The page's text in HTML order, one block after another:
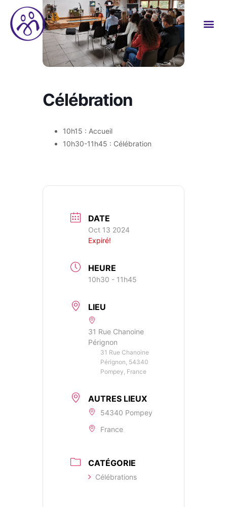
Célébration
10h15 : Accueil
10h30-11h45 : Célébration
DATE
Oct 13 2024
Expiré!
HEURE
10h30 - 11h45
LIEU
31 Rue Chanoine
Pérignon
31 Rue Chanoine
Pérignon, 54340
Pompey, France
AUTRES LIEUX
54340 Pompey
France
CATÉGORIE
Célébrations